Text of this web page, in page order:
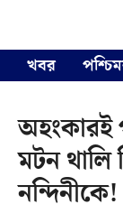
content
খবর
মটন থালি